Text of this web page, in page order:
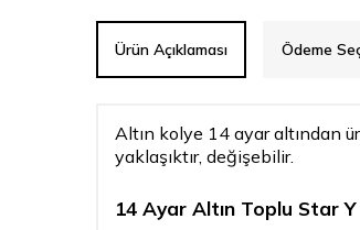
Ürün Açıklaması Ödeme
Altın kolye 14 ayar altından
yaklaşıktır, değişebilir.
14 Ayar Altın Toplu Star